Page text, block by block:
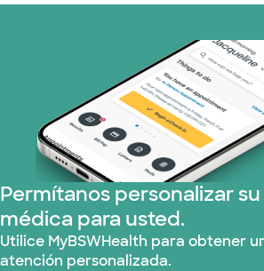
Permítanos personalizar
médica para usted.
Utilice MyBSWHealth para obtener
atención personalizada.